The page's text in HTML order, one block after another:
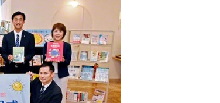
取り組み
人道支援
音楽活動
展示活動
教育本部の活動
図書贈呈